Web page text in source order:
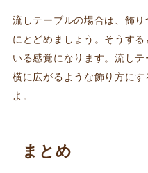
流しテーブルの場合は、飾
にとどめましょう。そうす
いる感覚になります。流し
横に広がるような飾り方に
よ。
まとめ